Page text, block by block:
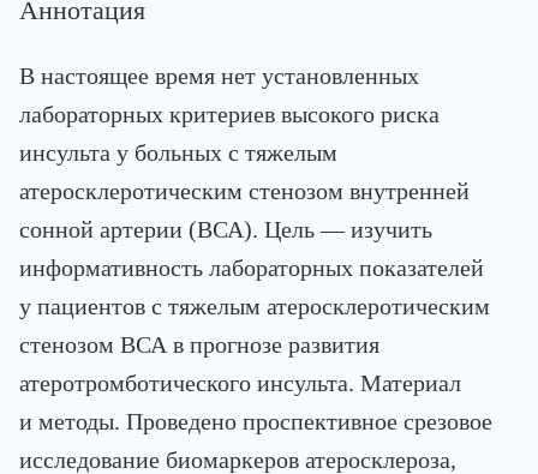
Аннотация
В настоящее время нет установленных
лабораторных критериев высокого риска
инсульта у больных с тяжелым
атеросклеротическим стенозом внутренней
сонной артерии (ВСА). Цель — изучить
информативность лабораторных показателей
у пациентов с тяжелым атеросклеротическим
стенозом ВСА в прогнозе развития
атеротромботического инсульта. Материал
и методы. Проведено проспективное срезовое
исследование биомаркеров атеросклероза,